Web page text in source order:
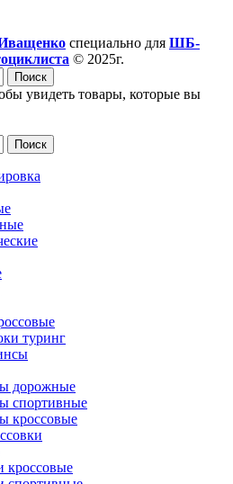
специально для ШБ-
© 2025г.
Поиск
увидеть товары, которые вы
Поиск
туринг
дорожные
спортивные
кроссовые
кроссовые